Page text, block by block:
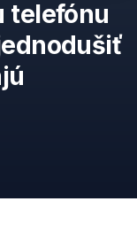
telefónu